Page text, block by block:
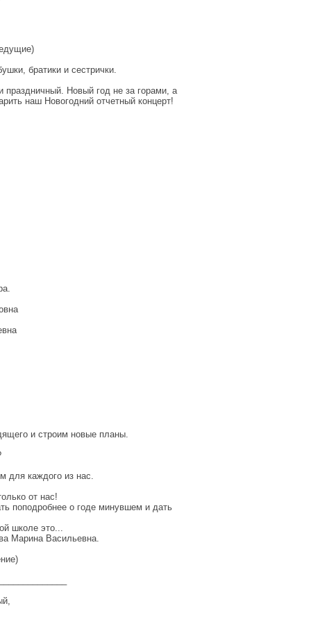
братики и сестрички.
Новый год не за горами, а
наш Новогодний отчетный концерт!
и строим новые планы.
для каждого из нас.
от нас!
поподробнее о годе минувшем и дать
школе это...
Марина Васильевна.